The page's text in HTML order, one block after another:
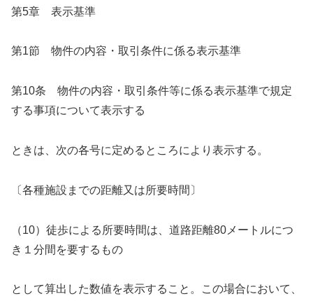
第5章 表示基準
第1節 物件の内容・取引条件に係る表示基準
第10条 物件の内容・取引条件等に係る表示基準で規定
する事項について表示する
ときは、次の各号に定めるところにより表示する。
〔各種施設までの距離又は所要時間〕
（10）徒歩による所要時間は、道路距離80メートルにつ
き１分間を要するもの
として算出した数値を表示すること。この場合において、